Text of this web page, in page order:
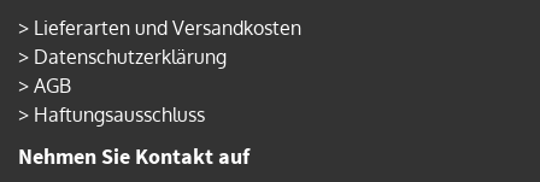
> Lieferarten und Versandkosten
> Datenschutzerklärung
> AGB
> Haftungsausschluss
Nehmen Sie Kontakt auf